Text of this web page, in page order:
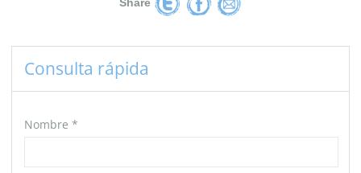
Share
Consulta rápida
Nombre *